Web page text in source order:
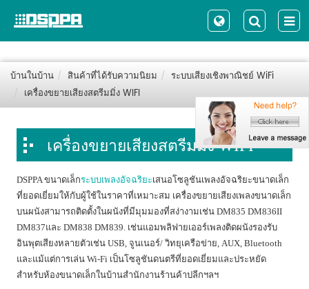
บ้านในบ้าน สินค้าที่ได้รับความนิยม
ระบบเสียงเชิงพาณิชย์ WiFi
เครื่องขยายเสียงสตรีมมิ่ง WIFI
เครื่องขยายเสียงสตรีมมิ่ง WIFI
DSPPA ขนาดเล็กระบบเพลงอัจฉริยะเสนอโซลูชันเพลงอัจฉริยะขนาดเล็ก
ที่ยอดเยี่ยมให้กับผู้ใช้ในราคาที่เหมาะสม เครื่องขยายเสียงเพลงขนาดเล็ก
บนผนังสามารถติดตั้งในผนังที่มีมุมมองที่สง่างามเช่น DM835 DM836II
DM837และ DM838 DM839. เช่นแอมพลิฟายเออร์เพลงติดผนังรองรับ
อินพุตเสียงหลายตัวเช่น USB, จูนเนอร์/ วิทยุเครือข่าย, AUX, Bluetooth
และแม้แต่การเล่น Wi-Fi เป็นโซลูชันดนตรีที่ยอดเยี่ยมและประหยัด
สำหรับห้องขนาดเล็กในบ้านสำนักงานร้านค้าปลีกฯลฯ